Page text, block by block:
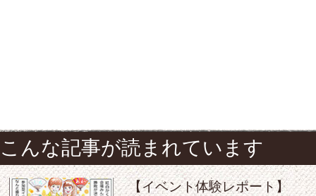
こんな記事が読まれています
【イベント体験レポート】